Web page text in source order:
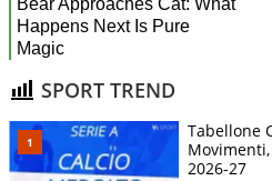
SPORT TREND
Tabellone
2026-27